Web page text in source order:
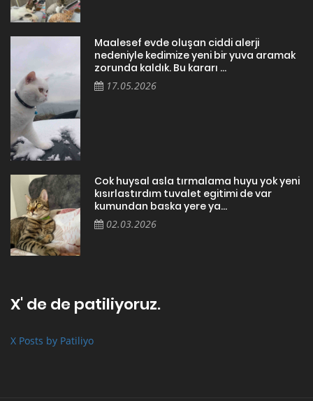
Maalesef evde oluşan ciddi alerji
nedeniyle kedimize yeni bir yuva aramak
zorunda kaldık. Bu kararı ...
17.05.2026
Cok huysal asla tırmalama huyu yok yeni
kısırlastırdım tuvalet egitimi de var
kumundan baska yere ya...
02.03.2026
X' de de patiliyoruz.
X Posts by Patiliyo